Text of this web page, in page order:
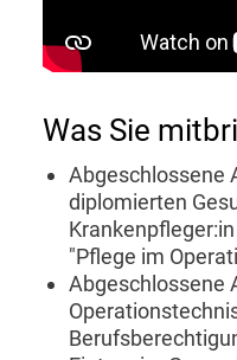
Was Sie
Abgeschlossene
diplomierten
"Pflege im
Abgeschlossene